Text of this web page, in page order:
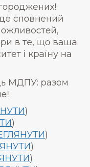
сповнений
в те, що ваша
і країну на
МДПУ: разом
)
)
)
)
)